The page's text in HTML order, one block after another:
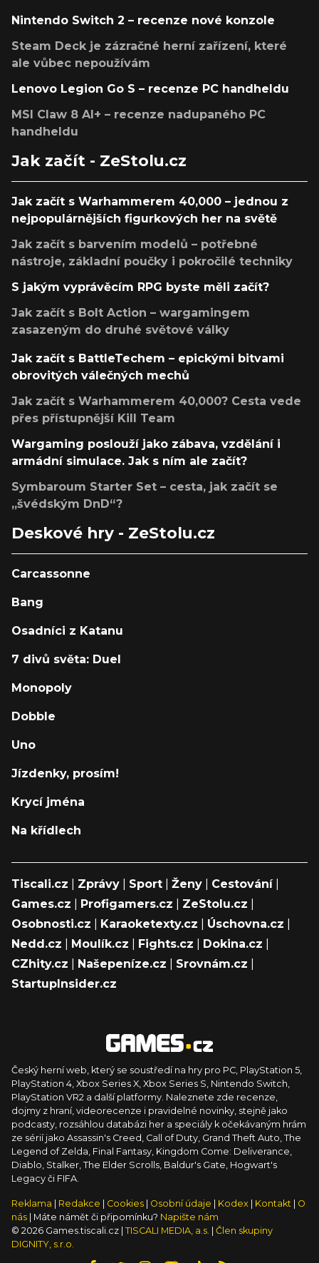
Nintendo Switch 2 – recenze nové konzole
Steam Deck je zázračné herní zařízení, které
ale vůbec nepoužívám
Lenovo Legion Go S – recenze PC handheldu
MSI Claw 8 AI+ – recenze nadupaného PC
handheldu
Jak začít - ZeStolu.cz
Jak začít s Warhammerem 40,000 – jednou z
nejpopulárnějších figurkových her na světě
Jak začít s barvením modelů – potřebné
nástroje, základní poučky i pokročilé techniky
S jakým vyprávěcím RPG byste měli začít?
Jak začít s Bolt Action – wargamingem
zasazeným do druhé světové války
Jak začít s BattleTechem – epickými bitvami
obrovitých válečných mechů
Jak začít s Warhammerem 40,000? Cesta vede
přes přístupnější Kill Team
Wargaming poslouží jako zábava, vzdělání i
armádní simulace. Jak s ním ale začít?
Symbaroum Starter Set – cesta, jak začít se
„švédským DnD“?
Deskové hry - ZeStolu.cz
Carcassonne
Bang
Osadníci z Katanu
7 divů světa: Duel
Monopoly
Dobble
Uno
Jízdenky, prosím!
Krycí jména
Na křídlech
Tiscali.cz Zprávy Sport Ženy Cestování|
Games.cz
Profigamers.cz ZeStolu.cz
Osobnosti.cz
Karaoketexty.cz Úschovna.cz
Nedd.cz
Moulík.cz Fights.cz Dokina.cz
CZhity.cz
Našepeníze.cz Srovnám.cz
StartupInsider.cz
Český herní web, který se soustředí na hry pro PC, PlayStation 5,
PlayStation 4, Xbox Series X, Xbox Series S, Nintendo Switch,
PlayStation VR2 a další platformy. Naleznete zde recenze,
dojmy z hraní, videorecenze i pravidelné novinky, stejně jako
podcasty, rozsáhlou databázi her a speciály k očekávaným hrám
ze sérií jako Assassin's Creed, Call of Duty, Grand Theft Auto, The
Legend of Zelda, Final Fantasy, Kingdom Come: Deliverance,
Diablo, Stalker, The Elder Scrolls, Baldur's Gate, Hogwart's
Legacy či FIFA.
Reklama Redakce Cookies Osobní údaje Kodex Kontakt
O
nás
| Máte námět či připomínku? Napište nám
© 2026 Games.tiscali.cz | TISCALI MEDIA, a.s.
Člen skupiny
DIGNITY, s.r.o.